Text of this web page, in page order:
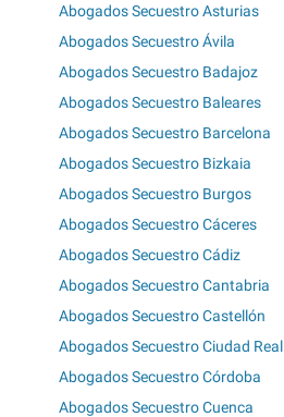
Abogados Secuestro Asturias
Abogados Secuestro Ávila
Abogados Secuestro Badajoz
Abogados Secuestro Baleares
Abogados Secuestro Barcelona
Abogados Secuestro Bizkaia
Abogados Secuestro Burgos
Abogados Secuestro Cáceres
Abogados Secuestro Cádiz
Abogados Secuestro Cantabria
Abogados Secuestro Castellón
Abogados Secuestro Ciudad Real
Abogados Secuestro Córdoba
Abogados Secuestro Cuenca